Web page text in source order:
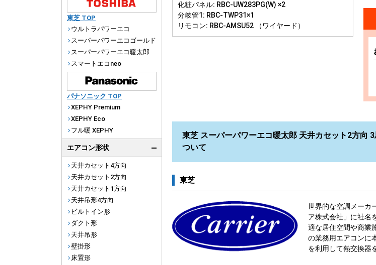
化粧パネル: RBC-UW283PG(W) ×2
分岐管1: RBC-TWP31×1
リモコン: RBC-AMSU52 （ワイヤード）
東芝 スーパーパワーエコ暖太郎 天井カセット2方向
ついて
東芝
世界的な空調メーカ
ア株式会社」に社名
適な居住空間や商業
の業務用エアコンに
を利用して熱交換器
東芝 TOP
ウルトラパワーエコ
スーパーパワーエコゴールド
スーパーパワーエコ暖太郎
スマートエコneo
パナソニック TOP
XEPHY Premium
XEPHY Eco
フル暖 XEPHY
エアコン形状
天井カセット4方向
天井カセット2方向
天井カセット1方向
天井吊形4方向
ビルトイン形
ダクト形
天井吊形
壁掛形
床置形